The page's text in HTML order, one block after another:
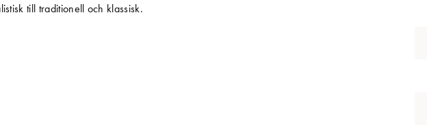
till traditionell och klassisk.